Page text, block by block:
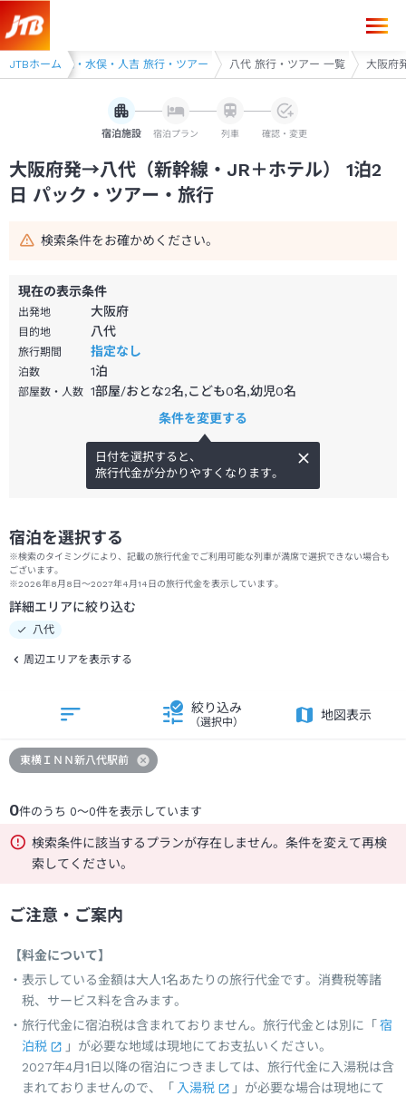
JTBホーム
アー 八代・水俣・人吉 旅行・ツアー 八代 旅行・ツアー 一覧 大阪府
宿泊施設 宿泊プラン 列車 確認・変更
大阪府発→八代（新幹線・JR＋ホテル） 1泊2
日 パック・ツアー・旅行
検索条件をお確かめください。
現在の表示条件
出発地 大阪府
目的地 八代
旅行期間 指定なし
泊数 1泊
部屋数・人数 1部屋/おとな2名,こども0名,幼児0名
条件を変更する
日付を選択すると、
旅行代金が分かりやすくなります。
宿泊を選択する
※検索のタイミングにより、記載の旅行代金でご利用可能な列車が満席で選択できない場合も
ございます。
※2026年8月8日～2027年4月14日の旅行代金を表示しています。
詳細エリアに絞り込む
八代
周辺エリアを表示する
0件のうち 0～0件を表示しています
絞り込み
（選択中）
地図表示
東横ＩＮＮ新八代駅前
検索条件に該当するプランが存在しません。条件を変えて再検
索してください。
ご注意・ご案内
【料金について】
表示している金額は大人1名あたりの旅行代金です。消費税等諸
税、サービス料を含みます。
旅行代金に宿泊税は含まれておりません。旅行代金とは別に「 宿
泊税
」が必要な地域は現地にてお支払いください。
2027年4月1日以降の宿泊につきましては、旅行代金に入湯税は含
まれておりませんので、「 入湯税
」が必要な場合は現地にて